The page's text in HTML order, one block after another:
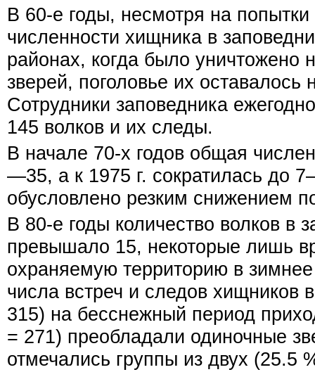
В 60-е годы, несмотря на попытки
численности хищника в
районах, когда было уничтожено
зверей, поголовье их оставалось
Сотрудники заповедника
145 волков и их следы.
В начале 70-х годов общая
—35, а к 1975 г. сократилась до
обусловлено резким снижением
В 80-е годы количество волков в
превышало 15, некоторые лишь
охраняемую территорию в
числа встреч и следов хищников
315) на бесснежный период
= 271) преобладали одиночные
отмечались группы из двух (25.5